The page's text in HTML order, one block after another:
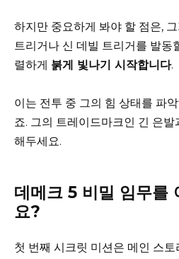
하지만 중요하게 봐야 할 점은,
트리거나 신 데빌 트리거를 발동
렬하게 붉게 빛나기 시작합니다.
이는 전투 중 그의 힘 상태를 파
죠. 그의 트레이드마크인 긴 은
해두세요.
데메크 5 비밀 임무를
요?
첫 번째 시크릿 미션은 메인 스토